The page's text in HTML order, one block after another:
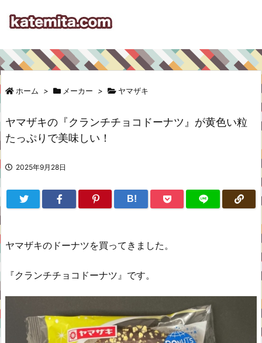
ホーム > メーカー > ヤマザキ
ヤマザキの『クランチチョコドーナツ』が黄色い粒
たっぷりで美味しい！
2025年9月28日
B!
ヤマザキのドーナツを買ってきました。
『クランチチョコドーナツ』です。